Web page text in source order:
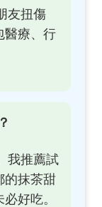
友扭傷
醫療、行
我推薦試
的抹茶甜
好吃。